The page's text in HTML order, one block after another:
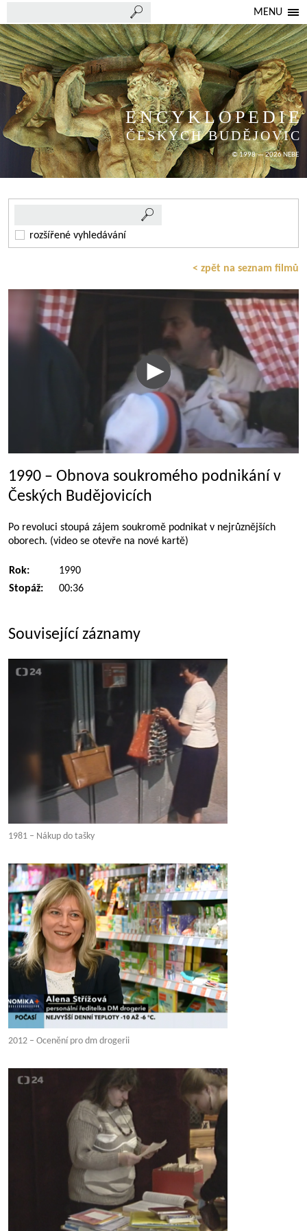
MENU
ENCYKLOPEDIE
ČESKÝCH BUDĚJOVIC
© 1998 — 2026 NEBE
rozšířené vyhledávání
< zpět na seznam filmů
1990 – Obnova soukromého podnikání v
Českých Budějovicích
Po revoluci stoupá zájem soukromě podnikat v nejrůznějších
oborech. (video se otevře na nové kartě)
Rok:
1990
Stopáž:
00:36
Související záznamy
1981 – Nákup do tašky
2012 – Ocenění pro dm drogerii